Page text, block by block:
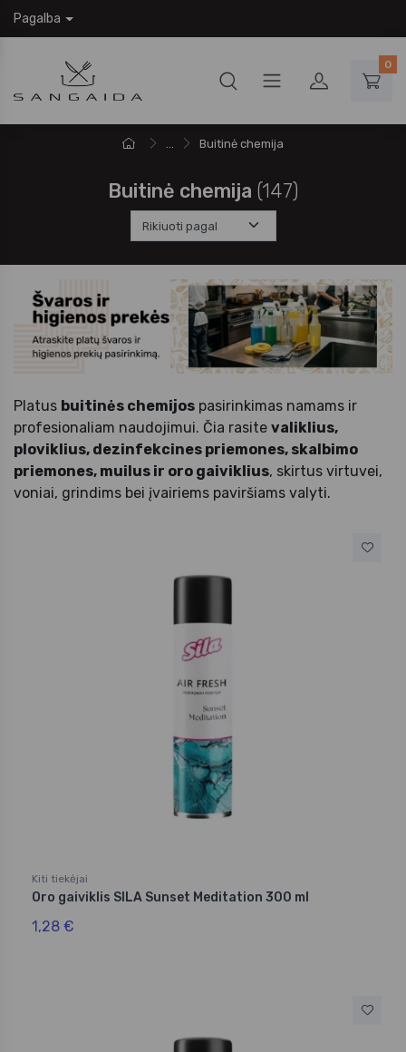
Pagalba
0
... Buitinė chemija
Buitinė chemija (147)
Platus buitinės chemijos pasirinkimas namams ir
profesionaliam naudojimui. Čia rasite valiklius,
ploviklius, dezinfekcines priemones, skalbimo
priemones, muilus ir oro gaiviklius, skirtus virtuvei,
voniai, grindims bei įvairiems paviršiams valyti.
Kiti tiekėjai
Oro gaiviklis SILA Sunset Meditation 300 ml
1,28 €